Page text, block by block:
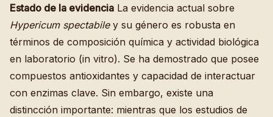
Estado de la evidencia La evidencia actual sobre
Hypericum spectabiley su género es robusta en
términos de composición química y actividad biológica
en laboratorio (in vitro). Se ha demostrado que posee
compuestos antioxidantes y capacidad de interactuar
con enzimas clave. Sin embargo, existe una
distincción importante: mientras que los estudios de